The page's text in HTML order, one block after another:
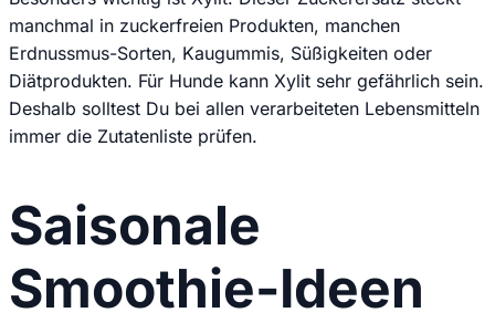
manchmal in zuckerfreien Produkten, manchen
Erdnussmus-Sorten, Kaugummis, Süßigkeiten oder
Diätprodukten. Für Hunde kann Xylit sehr gefährlich sein.
Deshalb solltest Du bei allen verarbeiteten Lebensmitteln
immer die Zutatenliste prüfen.
Saisonale
Smoothie-Ideen